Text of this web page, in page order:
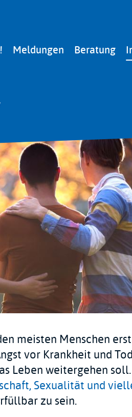
Meldungen Beratung
meisten Menschen
vor Krankheit und
Leben weitergehen
Sexualität und
zu sein.